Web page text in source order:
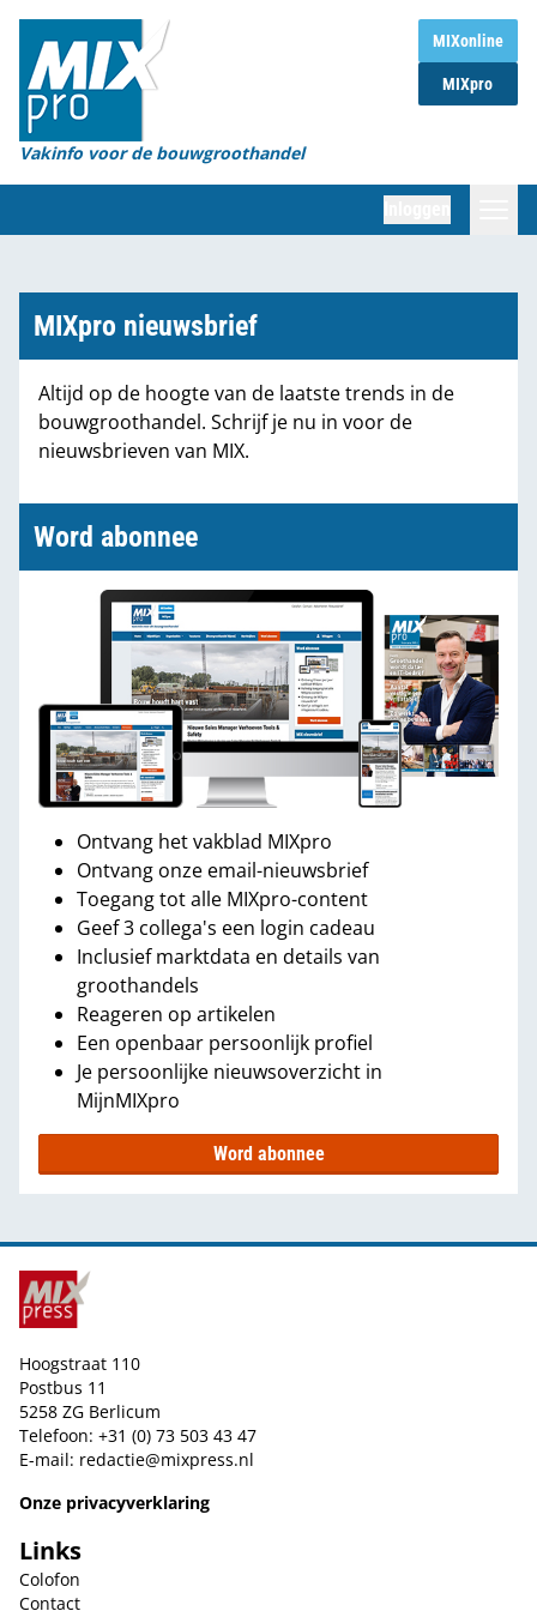
MIXonline
MIXpro
Vakinfo voor de bouwgroothandel
Home
Magazines
Organisaties
Marktcijfers
Partners
MIXpro nieuwsbrief
Altijd op de hoogte van de laatste trends in de
bouwgroothandel. Schrijf je nu in voor de
nieuwsbrieven van MIX.
Word abonnee
Ontvang het vakblad MIXpro
Ontvang onze email-nieuwsbrief
Toegang tot alle MIXpro-content
Geef 3 collega's een login cadeau
Inclusief marktdata en details van
groothandels
Reageren op artikelen
Een openbaar persoonlijk profiel
Je persoonlijke nieuwsoverzicht in
MijnMIXpro
Word abonnee
Hoogstraat 110
Postbus 11
5258 ZG Berlicum
Telefoon: +31 (0) 73 503 43 47
E-mail: redactie@mixpress.nl
Onze privacyverklaring
Links
Colofon
Contact